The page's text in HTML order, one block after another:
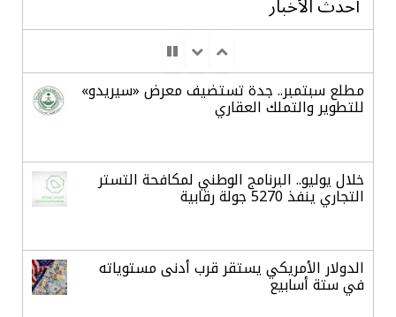
مطلع سبتمبر.. جدة تستضيف معرض «سيريدو»
للتطوير والتملك العقاري
خلال يوليو.. البرنامج الوطني لمكافحة التستر
التجاري ينفذ 5270 جولة رقابية
الدولار الأمريكي يستقر قرب أدنى مستوياته
في ستة أسابيع